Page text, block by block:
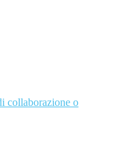
collaborazione o